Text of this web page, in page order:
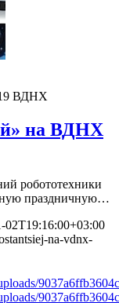
ВДНХ
на ВДНХ
робототехники
праздничную…
02T19:16:00+03:00
na-vdnx-